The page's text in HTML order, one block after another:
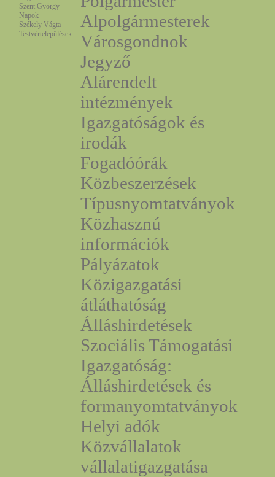
Szent György
Napok
Székely Vágta
Testvértelepülések
Alpolgármesterek
Városgondnok
Jegyző
Alárendelt
intézmények
Igazgatóságok és
irodák
Fogadóórák
Közbeszerzések
Típusnyomtatványok
Közhasznú
információk
Pályázatok
Közigazgatási
átláthatóság
Álláshirdetések
Szociális Támogatási
Igazgatóság:
Álláshirdetések és
formanyomtatványok
Helyi adók
Közvállalatok
vállalatigazgatása